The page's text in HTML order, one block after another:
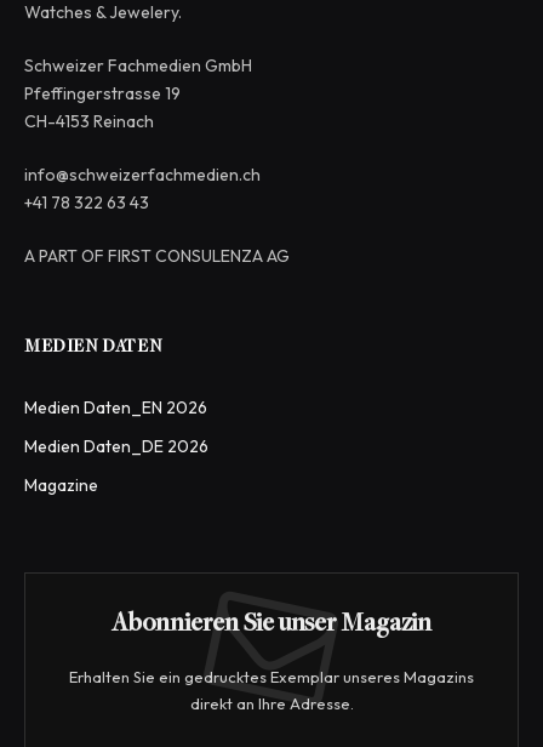
Watches & Jewelery.
Schweizer Fachmedien GmbH
Pfeffingerstrasse 19
CH-4153 Reinach
info@schweizerfachmedien.ch
+41 78 322 63 43
A PART OF FIRST CONSULENZA AG
MEDIEN DATEN
Medien Daten_EN 2026
Medien Daten_DE 2026
Magazine
Abonnieren Sie unser Magazin
Erhalten Sie ein gedrucktes Exemplar unseres Magazins
direkt an Ihre Adresse.